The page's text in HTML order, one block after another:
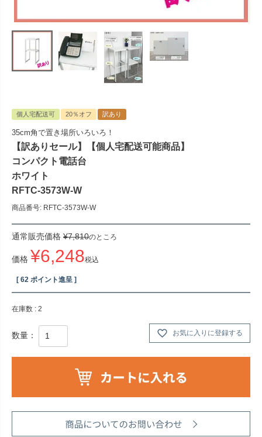
個人宅配送可 20％オフ 訳あり
35cm角で置き場所いろいろ！
【訳ありセール】【個人宅配送可能商品】
コンパクト電話台
ホワイト
RFTC-3573W-W
商品番号 RFTC-3573W-W
通常販売価格 ¥7,810のところ
価格 ¥6,248税込
[ 62 ポイント進呈 ]
在庫数 2
お気に入りに登録する